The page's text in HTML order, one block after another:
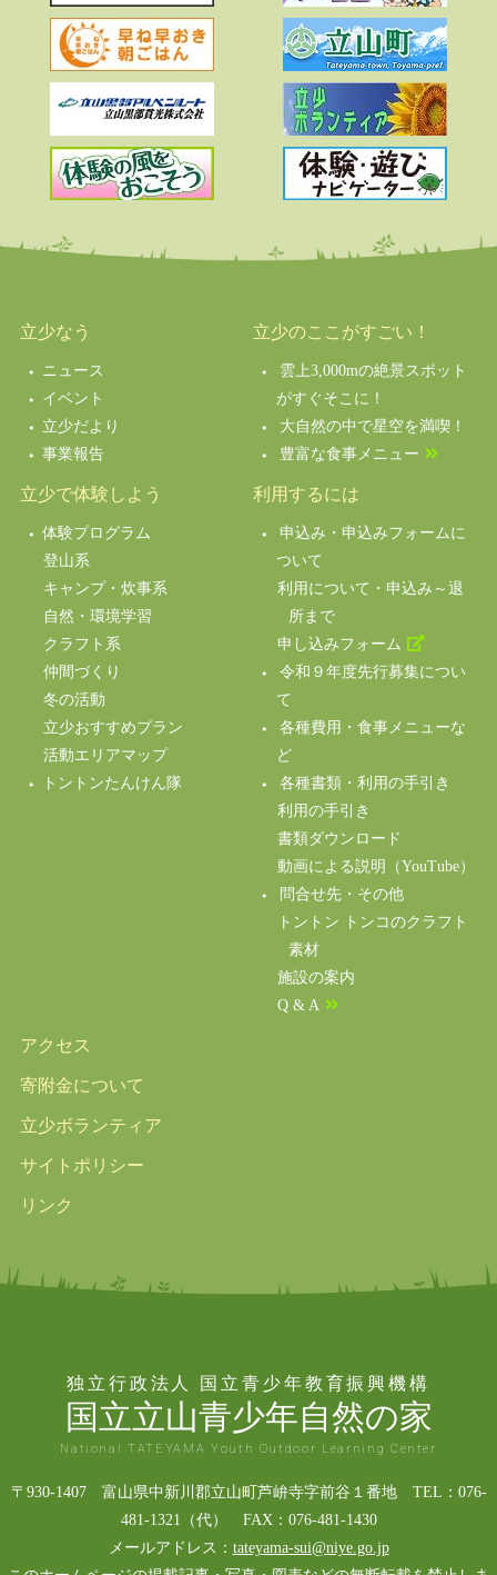
立少なう
ニュース
イベント
立少だより
事業報告
立少のここがすごい！
雲上3,000mの絶景スポット
がすぐそこに！
大自然の中で星空を満喫！
豊富な食事メニュー
立少で体験しよう
体験プログラム
登山系
キャンプ・炊事系
自然・環境学習
クラフト系
仲間づくり
冬の活動
立少おすすめプラン
活動エリアマップ
トントンたんけん隊
利用するには
申込み・申込みフォームに
ついて
利用について・申込み～退
所まで
申し込みフォーム
令和９年度先行募集につい
て
各種費用・食事メニューな
ど
各種書類・利用の手引き
利用の手引き
書類ダウンロード
動画による説明（YouTube）
問合せ先・その他
トントン トンコのクラフト
素材
施設の案内
Q & A
アクセス
寄附金について
立少ボランティア
サイトポリシー
リンク
独立行政法人 国立青少年教育振興機構
国立立山青少年自然の家
National TATEYAMA Youth Outdoor Learning Center
〒930-1407 富山県中新川郡立山町芦峅寺字前谷１番地 TEL：076-
481-1321（代） FAX：076-481-1430
メールアドレス： tateyama-sui@niye.go.jp